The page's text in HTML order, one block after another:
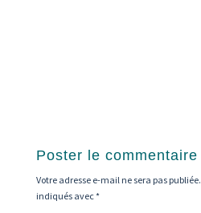
Poster le commentaire
Votre adresse e-mail ne sera pas publiée.
indiqués avec*